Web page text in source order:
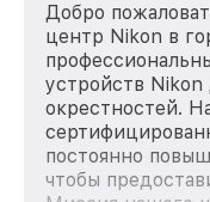
Добро
центр Nikon в
устройств
окрестностей.
постоянно
чтобы